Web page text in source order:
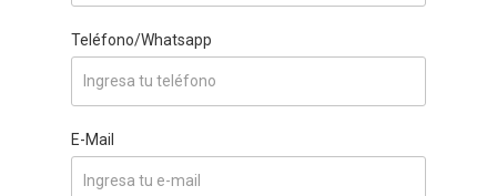
Teléfono/Whatsapp
E-Mail